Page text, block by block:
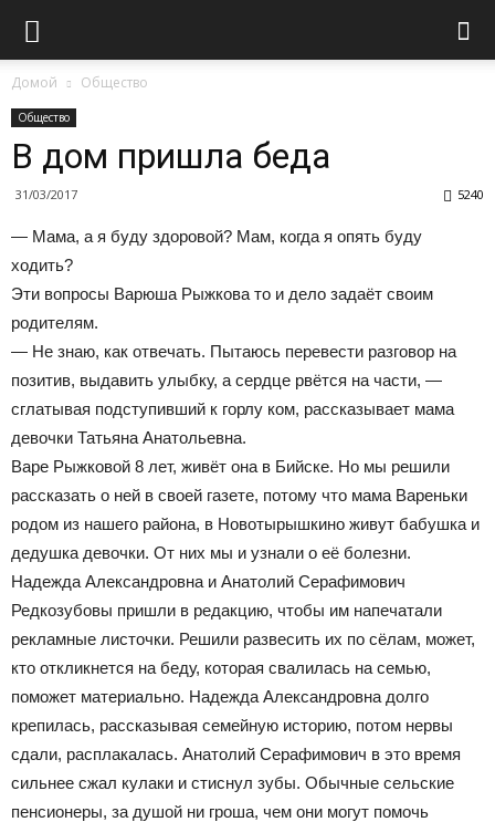
Домой Общество
Общество
В дом пришла беда
31/03/2017 5240
— Мама, а я буду здоровой? Мам, когда я опять буду
ходить?
Эти вопросы Варюша Рыжкова то и дело задаёт своим
родителям.
— Не знаю, как отвечать. Пытаюсь перевести разговор на
позитив, выдавить улыбку, а сердце рвётся на части, —
сглатывая подступивший к горлу ком, рассказывает мама
девочки Татьяна Анатольевна.
Варе Рыжковой 8 лет, живёт она в Бийске. Но мы решили
рассказать о ней в своей газете, потому что мама Вареньки
родом из нашего района, в Новотырышкино живут бабушка и
дедушка девочки. От них мы и узнали о её болезни.
Надежда Александровна и Анатолий Серафимович
Редкозубовы пришли в редакцию, чтобы им напечатали
рекламные листочки. Решили развесить их по сёлам, может,
кто откликнется на беду, которая свалилась на семью,
поможет материально. Надежда Александровна долго
крепилась, рассказывая семейную историю, потом нервы
сдали, расплакалась. Анатолий Серафимович в это время
сильнее сжал кулаки и стиснул зубы. Обычные сельские
пенсионеры, за душой ни гроша, чем они могут помочь